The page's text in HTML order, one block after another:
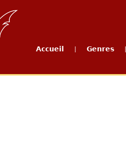
Accueil Genres